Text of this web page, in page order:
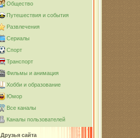
Общество
Путешествия и события
Развлечения
Сериалы
Спорт
Транспорт
Фильмы и анимация
Хобби и образование
Юмор
Все каналы
Каналы пользователей
Друзья сайта